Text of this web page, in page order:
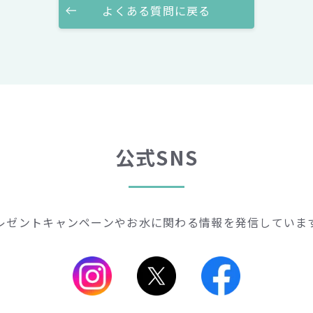
よくある質問に戻る
公式SNS
ゼントキャンペーンやお水に関わる情報を発信していま